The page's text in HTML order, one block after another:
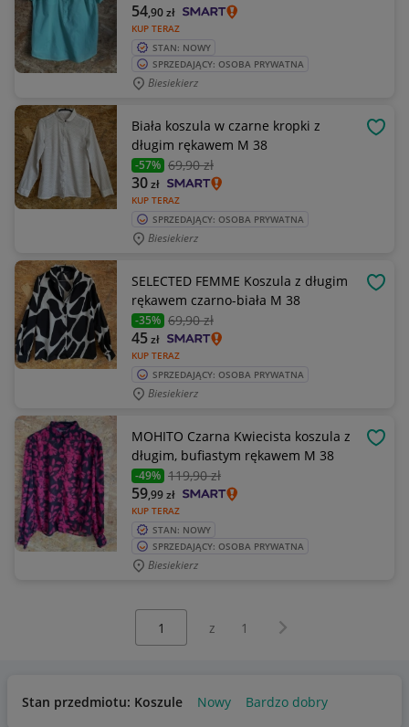
KUP TERAZ
54,90zł
STAN: NOWY
SPRZEDAJĄCY: OSOBA PRYWATNA
Biesiekierz
Biała koszula w czarne kropki z
długim rękawem M 38
-57% 69,90 zł
KUP TERAZ
30zł
SPRZEDAJĄCY: OSOBA PRYWATNA
Biesiekierz
SELECTED FEMME Koszula z długim
rękawem czarno-biała M 38
-35% 69,90 zł
KUP TERAZ
45zł
SPRZEDAJĄCY: OSOBA PRYWATNA
Biesiekierz
MOHITO Czarna Kwiecista koszula z
długim, bufiastym rękawem M 38
-49% 119,90 zł
KUP TERAZ
59,99zł
STAN: NOWY
SPRZEDAJĄCY: OSOBA PRYWATNA
Biesiekierz
z 1 Następna strona
Stan przedmiotu: Koszule Nowy Bardzo dobry